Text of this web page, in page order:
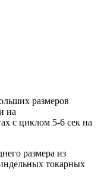
размеров
на
с циклом 5-6 сек на
размера из
токарных